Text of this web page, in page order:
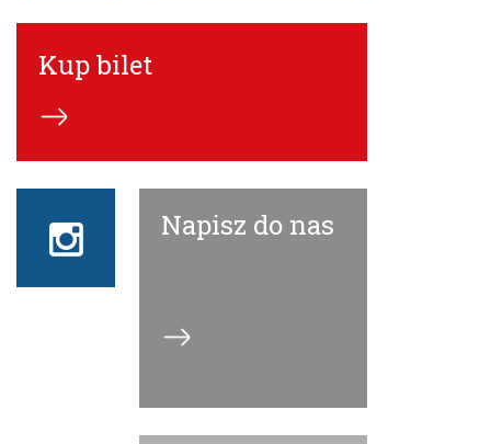
Kup bilet
Instagram
ECN
Napisz do nas